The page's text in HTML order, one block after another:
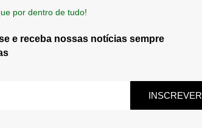
por dentro de tudo!
e receba nossas notícias sempre
INSCREVER